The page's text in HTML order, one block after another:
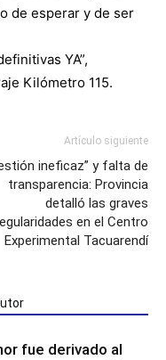
de esperar y de ser
YA”,
Kilómetro 115.
Artículo siguiente
ineficaz” y falta de
transparencia: Provincia
detalló las graves
en el Centro
Experimental Tacuarendí
fue derivado al